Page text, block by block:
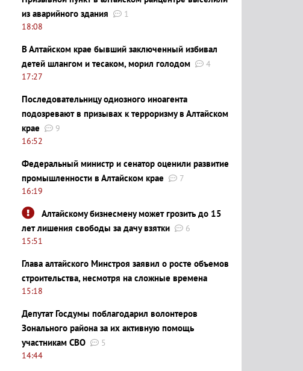
из аварийного здания
1
18:08
В Алтайском крае бывший заключенный избивал
детей шлангом и тесаком, морил голодом
4
17:27
Последовательницу одиозного иноагента
подозревают в призывах к терроризму в Алтайском
крае
9
16:52
Федеральный министр и сенатор оценили развитие
промышленности в Алтайском крае
7
16:19
Алтайскому бизнесмену может грозить до 15
лет лишения свободы за дачу взятки
6
15:51
Глава алтайского Минстроя заявил о росте объемов
строительства, несмотря на сложные времена
15:18
Депутат Госдумы поблагодарил волонтеров
Зонального района за их активную помощь
участникам СВО
5
14:44